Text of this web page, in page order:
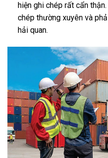
hiện ghi chép rất cẩn
chép thường xuyên và
hải quan.